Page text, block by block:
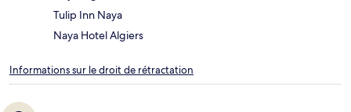
Tulip Inn Naya
Naya Hotel Algiers
Informations sur le droit de rétractation